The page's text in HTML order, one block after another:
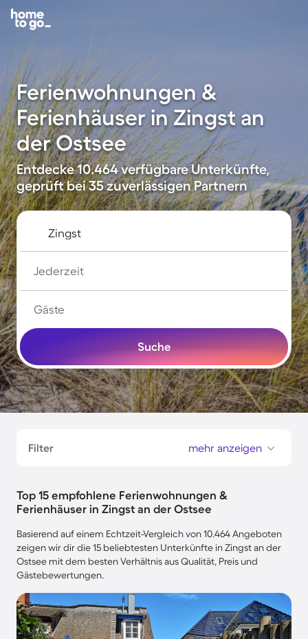
Ferienwohnungen &
Ferienhäuser in Zingst an
der Ostsee
Entdecke 10.464 verfügbare Unterkünfte,
geprüft bei 35 zuverlässigen Partnern
Jederzeit
Gäste
Suche
Filter mehr anzeigen
Top 15 empfohlene Ferienwohnungen &
Ferienhäuser in Zingst an der Ostsee
Basierend auf einem Echtzeit-Vergleich von 10.464 Angeboten
zeigen wir dir die 15 beliebtesten Unterkünfte in Zingst an der
Ostsee mit dem besten Verhältnis aus Qualität, Preis und
Gästebewertungen.